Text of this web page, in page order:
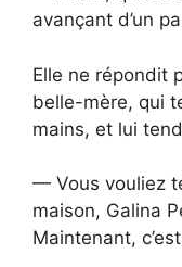
avançant d’un
Elle ne répondit
belle-mère, qui
mains, et lui
— Vous vouliez
maison, Galina
Maintenant,